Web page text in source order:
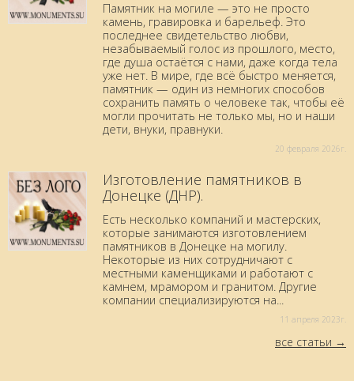
Памятник на могиле — это не просто
камень, гравировка и барельеф. Это
последнее свидетельство любви,
незабываемый голос из прошлого, место,
где душа остаётся с нами, даже когда тела
уже нет. В мире, где всё быстро меняется,
памятник — один из немногих способов
сохранить память о человеке так, чтобы её
могли прочитать не только мы, но и наши
дети, внуки, правнуки.
20 февраля 2026г.
Изготовление памятников в
Донецке (ДНР).
Есть несколько компаний и мастерских,
которые занимаются изготовлением
памятников в Донецке на могилу.
Некоторые из них сотрудничают с
местными каменщиками и работают с
камнем, мрамором и гранитом. Другие
компании специализируются на...
11 aпреля 2023г.
все статьи